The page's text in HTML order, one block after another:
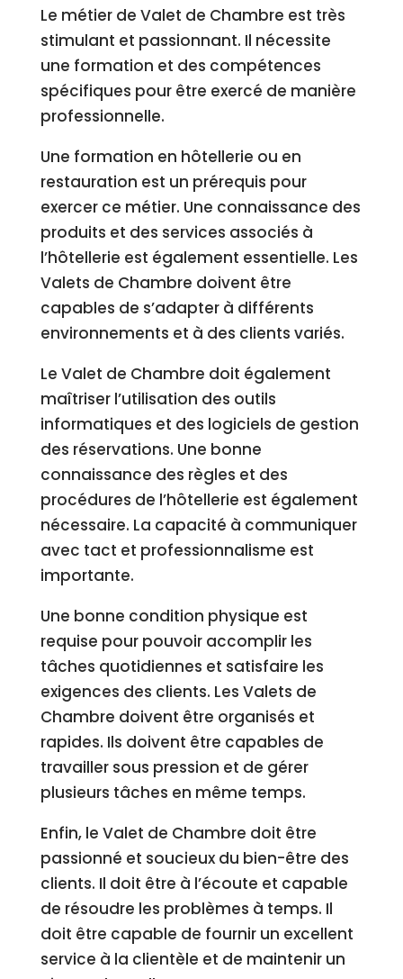
Le métier de Valet de Chambre est très
stimulant et passionnant. Il nécessite
une formation et des compétences
spécifiques pour être exercé de manière
professionnelle.
Une formation en hôtellerie ou en
restauration est un prérequis pour
exercer ce métier. Une connaissance des
produits et des services associés à
l’hôtellerie est également essentielle. Les
Valets de Chambre doivent être
capables de s’adapter à différents
environnements et à des clients variés.
Le Valet de Chambre doit également
maîtriser l’utilisation des outils
informatiques et des logiciels de gestion
des réservations. Une bonne
connaissance des règles et des
procédures de l’hôtellerie est également
nécessaire. La capacité à communiquer
avec tact et professionnalisme est
importante.
Une bonne condition physique est
requise pour pouvoir accomplir les
tâches quotidiennes et satisfaire les
exigences des clients. Les Valets de
Chambre doivent être organisés et
rapides. Ils doivent être capables de
travailler sous pression et de gérer
plusieurs tâches en même temps.
Enfin, le Valet de Chambre doit être
passionné et soucieux du bien-être des
clients. Il doit être à l’écoute et capable
de résoudre les problèmes à temps. Il
doit être capable de fournir un excellent
service à la clientèle et de maintenir un